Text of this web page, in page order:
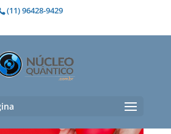
(11) 96428-9429
e Coenzima Q10
para o Coração